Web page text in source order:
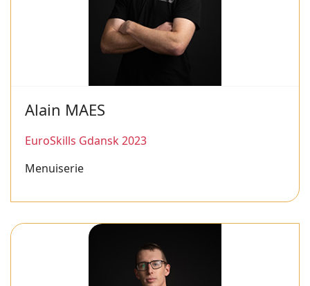
Alain MAES
EuroSkills Gdansk 2023
Menuiserie